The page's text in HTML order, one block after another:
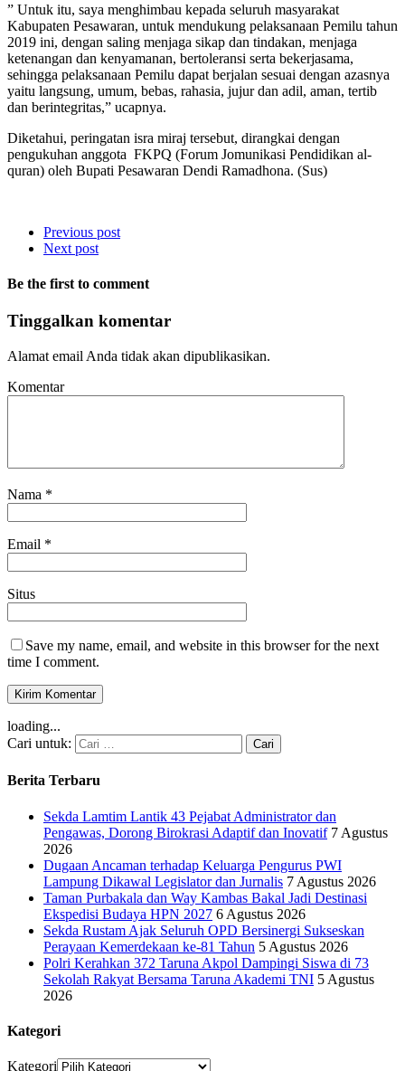
” Untuk itu, saya menghimbau kepada seluruh masyarakat
Kabupaten Pesawaran, untuk mendukung pelaksanaan Pemilu tahun
2019 ini, dengan saling menjaga sikap dan tindakan, menjaga
ketenangan dan kenyamanan, bertoleransi serta bekerjasama,
sehingga pelaksanaan Pemilu dapat berjalan sesuai dengan azasnya
yaitu langsung, umum, bebas, rahasia, jujur dan adil, aman, tertib
dan berintegritas,” ucapnya.
Diketahui, peringatan isra miraj tersebut, dirangkai dengan
pengukuhan anggota FKPQ (Forum Jomunikasi Pendidikan al-
quran) oleh Bupati Pesawaran Dendi Ramadhona. (Sus)
Previous post
Next post
Be the first to comment
Tinggalkan komentar
Alamat email Anda tidak akan dipublikasikan.
Komentar
Nama *
Email *
Situs
Save my name, email, and website in this browser for the next
time I comment.
loading...
Cari untuk:
Berita Terbaru
Sekda Lamtim Lantik 43 Pejabat Administrator dan
Pengawas, Dorong Birokrasi Adaptif dan Inovatif 7 Agustus
2026
Dugaan Ancaman terhadap Keluarga Pengurus PWI
Lampung Dikawal Legislator dan Jurnalis 7 Agustus 2026
Taman Purbakala dan Way Kambas Bakal Jadi Destinasi
Ekspedisi Budaya HPN 2027 6 Agustus 2026
Sekda Rustam Ajak Seluruh OPD Bersinergi Sukseskan
Perayaan Kemerdekaan ke-81 Tahun 5 Agustus 2026
Polri Kerahkan 372 Taruna Akpol Dampingi Siswa di 73
Sekolah Rakyat Bersama Taruna Akademi TNI 5 Agustus
2026
Kategori
Kategori